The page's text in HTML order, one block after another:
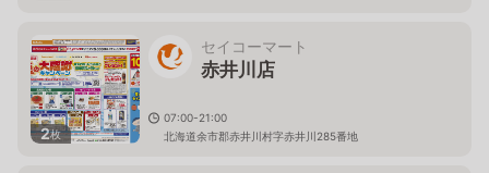
2枚
セイコーマート
赤井川店
07:00-21:00
北海道余市郡赤井川村字赤井川285番地